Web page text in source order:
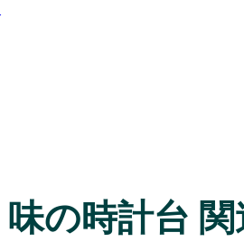
味の時計台